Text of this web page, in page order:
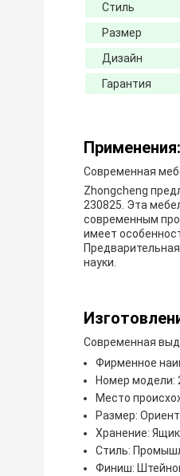
Стиль
Размер
Дизайн
Гарантия
Применения:
Современная
Zhongcheng
230825. Эта
современным
имеет
науки.
Современная
Фирменное
Номер модели:
Место
Размер:
Хранение:
Стиль:
Финиш: